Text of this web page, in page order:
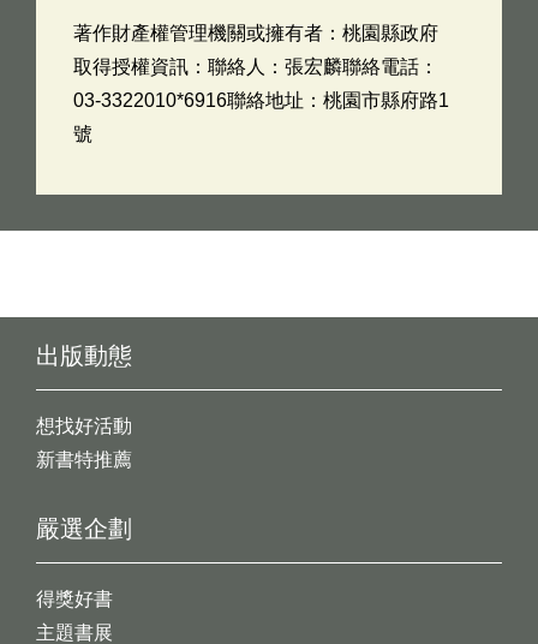
著作財產權管理機關或擁有者：桃園縣政府
取得授權資訊：聯絡人：張宏麟聯絡電話：
03-3322010*6916聯絡地址：桃園市縣府路1
號
出版動態
想找好活動
新書特推薦
嚴選企劃
得獎好書
主題書展